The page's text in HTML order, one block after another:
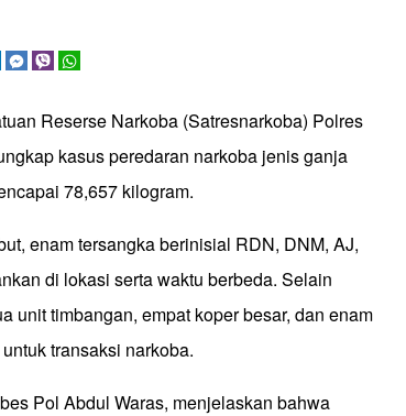
Reserse Narkoba (Satresnarkoba) Polres
kasus peredaran narkoba jenis ganja
78,657 kilogram.
enam tersangka berinisial RDN, DNM, AJ,
di lokasi serta waktu berbeda. Selain
unit timbangan, empat koper besar, dan enam
transaksi narkoba.
Pol Abdul Waras, menjelaskan bahwa